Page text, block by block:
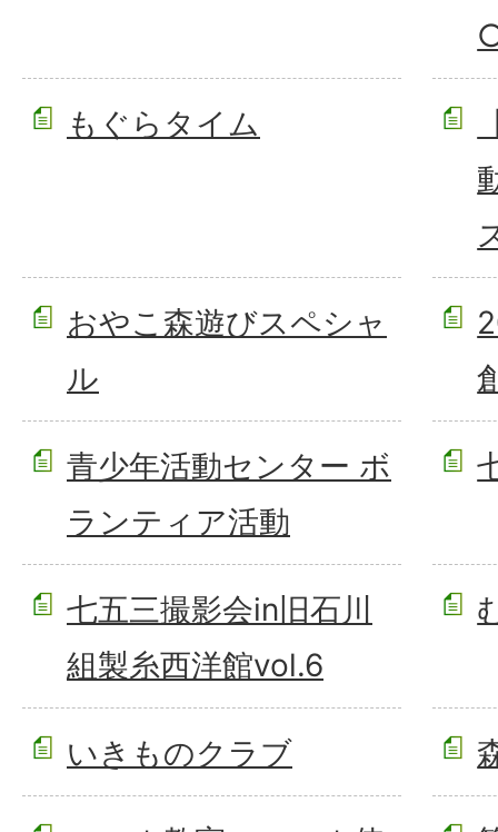
もぐらタイム
おやこ森遊びスペシャ
ル
青少年活動センター ボ
ランティア活動
七五三撮影会in旧石川
組製糸西洋館vol.6
いきものクラブ